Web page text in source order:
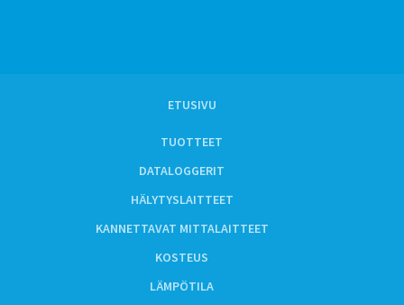
ETUSIVU
TUOTTEET
DATALOGGERIT
HÄLYTYSLAITTEET
KANNETTAVAT MITTALAITTEET
KOSTEUS
LÄMPÖTILA